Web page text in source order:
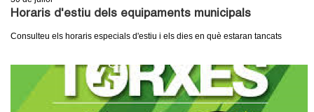
m
r
e
e
Horaris d'estiu dels equipaments municipals
Consulteu els horaris especials d'estiu i els dies en què estaran tancats